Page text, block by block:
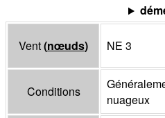
Vent(nœuds) NE 3
Conditions
nuageux